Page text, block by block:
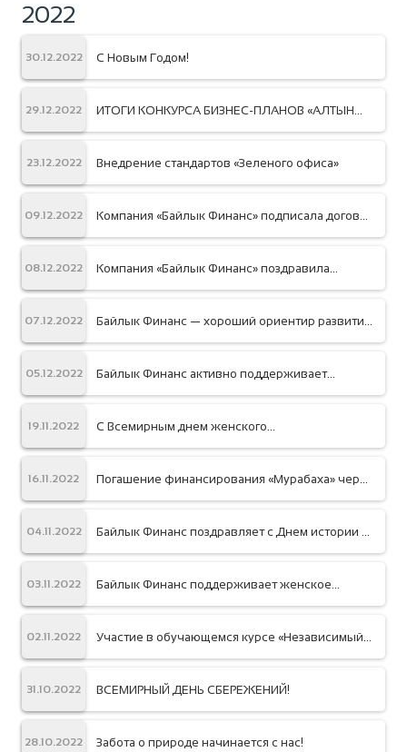
2022
30.12.2022 С Новым Годом!
29.12.2022
ИТОГИ КОНКУРСА БИЗНЕС-ПЛАНОВ «АЛТЫН
23.12.2022 Внедрение стандартов «Зеленого офиса»
09.12.2022
Компания «Байлык Финанс» подписала договор
(УКФР) о предоставлении кредитной линии
08.12.2022
Компания «Байлык Финанс» поздравила
устойчивой энергии в Кыргызстане KyrSEFF с
07.12.2022
Байлык Финанс — хороший ориентир развития
05.12.2022
Байлык Финанс активно поддерживает
19.11.2022
С Всемирным днем женского
16.11.2022
Погашение финансирования «Мурабаха» через
кошельки
04.11.2022
Байлык Финанс поздравляет с Днем истории и
03.11.2022
Байлык Финанс поддерживает женское
02.11.2022
Участие в обучающемся курсе «Независимый
31.10.2022 ВСЕМИРНЫЙ ДЕНЬ СБЕРЕЖЕНИЙ!
28.10.2022 Забота о природе начинается с нас!